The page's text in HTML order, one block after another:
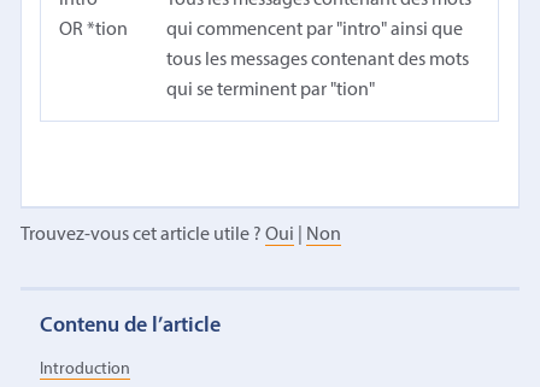
OR *tion
qui commencent par "intro" ainsi que
tous les messages contenant des mots
qui se terminent par "tion"
Trouvez-vous cet article utile ? Oui Non
Contenu de l’article
Introduction